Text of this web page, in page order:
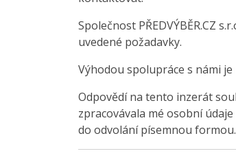
Společnost PŘEDVÝBĚR.CZ
uvedené požadavky.
Výhodou spolupráce s námi
Odpovědí na tento inzerát
zpracovávala mé osobní
do odvolání písemnou formou.